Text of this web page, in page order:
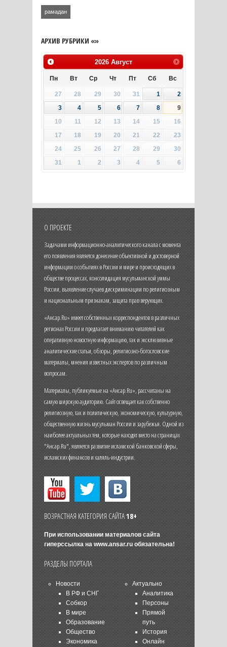
рамадан
АРХИВ РУБРИКИ «»
2026 Август
Пн Вт Ср Чт Пт Сб Вс
27 28 29 30 31 1
2
3
4 5 6 7 8
9
10
11 12 13 14 15
16
17
18 19 20 21 22
23
24
25 26 27 28 29
30
31
1 2 3 4 5 6
О ПРОЕКТЕ
Задачами информационно-аналитического канала с момента
его появления является донесение объективной и достоверной
информации о событиях в России и мире и происходящих в
обществе процессах, консолидация мусульманской уммы
России, выявление случаев дискриминации по религиозным
и национальным признакам, защита прав верующих.
«Ансар.Ru» имеет собственных корреспондентов в различных
регионах России и предлагает вниманию читателей как
оперативную новостную информацию, так и эксклюзивные
аналитические статьи, обзоры, религиозно-богословские
материалы, мнения известных экспертов по различным
вопросам.
Материалы, публикуемые на «Ансар.Ru», рассчитаны на
самую широкую аудиторию. Сайт освещает как собственно
религиозную, так и политическую, экономическую, культурную,
общественную жизнь мусульман России и зарубежья. Одной из
наиболее актуальных тем, которые находят место на страницах
"Ансар.Ru", является развитие исламской банковской сферы,
исламских финансов и халяль-индустрии.
ВОЗРАСТНАЯ КАТЕГОРИЯ САЙТА18+
При использовании материалов сайта
гиперссылка на www.ansar.ruобязательна!
РАЗДЕЛЫ ПОРТАЛА
Новости
В РФ и СНГ
Собкор
В мире
Образование
Общество
Экономика
Актуально
Аналитика
Персоны
Прямой
путь
История
Онлайн